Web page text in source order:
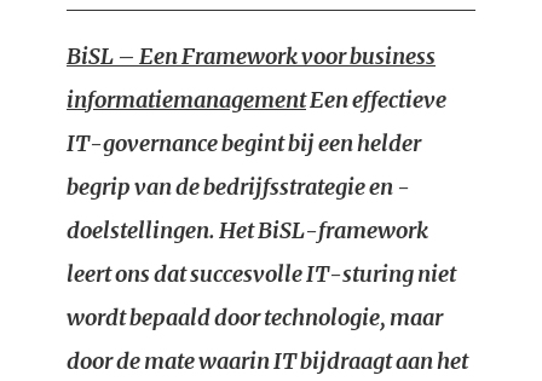
BiSL – Een Framework voor business
informatiemanagementEen effectieve
IT-governance begint bij een helder
begrip van de bedrijfsstrategie en -
doelstellingen. Het BiSL-framework
leert ons dat succesvolle IT-sturing niet
wordt bepaald door technologie, maar
door de mate waarin IT bijdraagt aan het